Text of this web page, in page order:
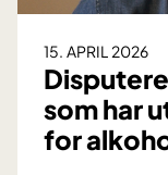
n
s
p
r
o
15. APRIL 2026
som har
for